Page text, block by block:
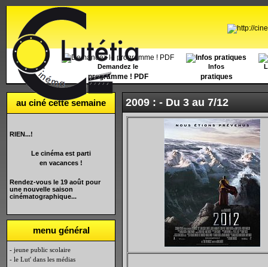
Accueil Demandez le
programme ! PDF
Infos
pratiques
au ciné cette semaine
RIEN...!
Le cinéma est parti
en vacances !
Rendez-vous le 19 août pour
une nouvelle saison
cinématographique...
menu général
- jeune public scolaire
- le Lut' dans les médias
2009 : - Du 3 au 7/12